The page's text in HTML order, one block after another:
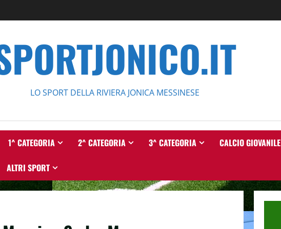
LO SPORT DELLA RIVIERA JONICA MESSINESE
1^ CATEGORIA 2^ CATEGORIA 3^ CATEGORIA CALCIO GIOVANILE
ALTRI SPORT